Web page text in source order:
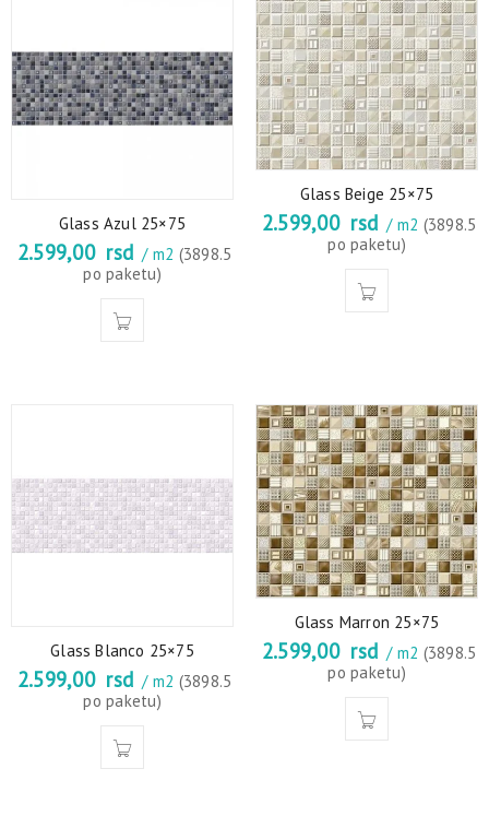
Glass Azul 25×75
2.599,00 rsd / m2 (3898.5
po paketu)
Glass Beige 25×75
2.599,00 rsd / m2 (3898.5
po paketu)
Glass Blanco 25×75
2.599,00 rsd / m2 (3898.5
po paketu)
Glass Marron 25×75
2.599,00 rsd / m2 (3898.5
po paketu)